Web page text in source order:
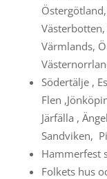
Värmlands,
Södertälje ,
Flen
Järfälla ,
Sandviken,
Hammerfest
Folkets hus